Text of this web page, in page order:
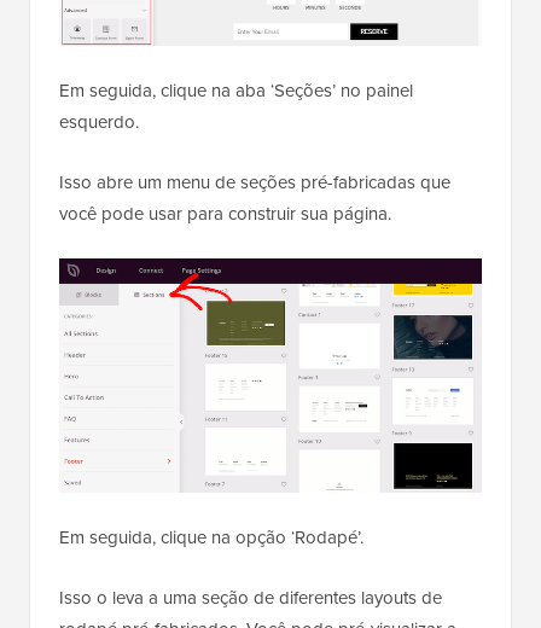
Em seguida, clique na aba ‘Seções’ no painel
esquerdo.
Isso abre um menu de seções pré-fabricadas que
você pode usar para construir sua página.
Em seguida, clique na opção ‘Rodapé’.
Isso o leva a uma seção de diferentes layouts de